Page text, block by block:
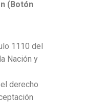
(Botón
1110 del
Nación y
derecho